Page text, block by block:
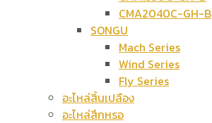
CMA2040C-GH-B
SONGU
Mach Series
Wind Series
Fly Series
อะไหล่สิ้นเปลือง
อะไหล่สึกหรอ